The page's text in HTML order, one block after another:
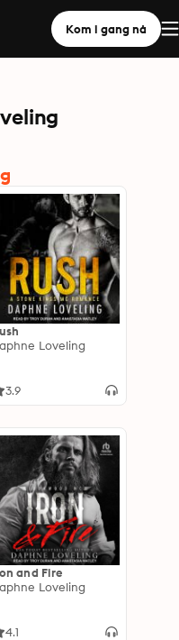
Kom i gang nå
Loveling
3.9
and Fire
Loveling
4.1